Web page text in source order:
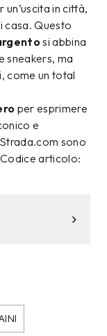
in città,
casa. Questo
si abbina
sneakers, ma
come un total
per esprimere
e
sono
articolo: